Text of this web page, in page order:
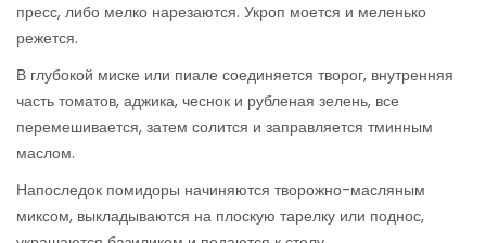
пресс, либо мелко нарезаются. Укроп моется и меленько
режется.
В глубокой миске или пиале соединяется творог, внутренняя
часть томатов, аджика, чеснок и рубленая зелень, все
перемешивается, затем солится и заправляется тминным
маслом.
Напоследок помидоры начиняются творожно-масляным
миксом, выкладываются на плоскую тарелку или поднос,